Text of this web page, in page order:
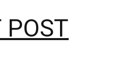
POST